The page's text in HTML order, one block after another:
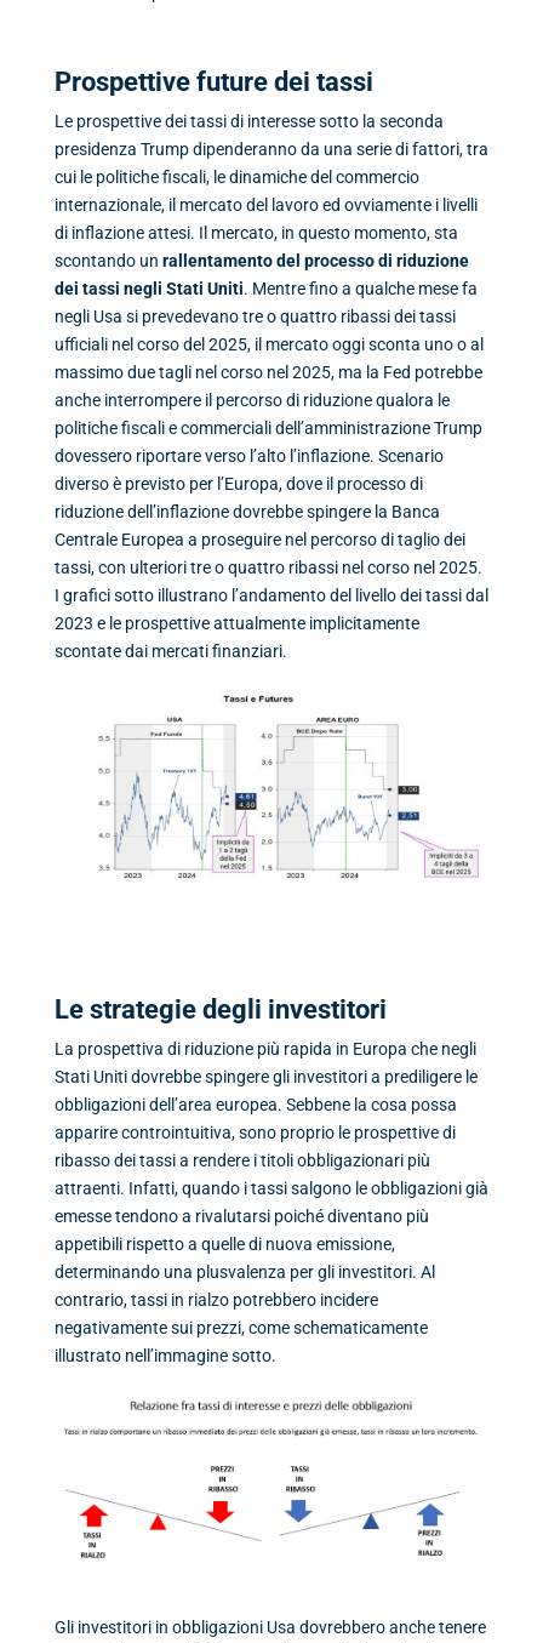
Prospettive future dei tassi
Le prospettive dei tassi di interesse sotto la seconda
presidenza Trump dipenderanno da una serie di fattori, tra
cui le politiche fiscali, le dinamiche del commercio
internazionale, il mercato del lavoro ed ovviamente i livelli
di inflazione attesi. Il mercato, in questo momento, sta
scontando un rallentamento del processo di riduzione
dei tassi negli Stati Uniti. Mentre fino a qualche mese fa
negli Usa si prevedevano tre o quattro ribassi dei tassi
ufficiali nel corso del 2025, il mercato oggi sconta uno o al
massimo due tagli nel corso nel 2025, ma la Fed potrebbe
anche interrompere il percorso di riduzione qualora le
politiche fiscali e commerciali dell’amministrazione Trump
dovessero riportare verso l’alto l’inflazione. Scenario
diverso è previsto per l’Europa, dove il processo di
riduzione dell’inflazione dovrebbe spingere la Banca
Centrale Europea a proseguire nel percorso di taglio dei
tassi, con ulteriori tre o quattro ribassi nel corso nel 2025.
I grafici sotto illustrano l’andamento del livello dei tassi dal
2023 e le prospettive attualmente implicitamente
scontate dai mercati finanziari.
Le strategie degli investitori
La prospettiva di riduzione più rapida in Europa che negli
Stati Uniti dovrebbe spingere gli investitori a prediligere le
obbligazioni dell’area europea. Sebbene la cosa possa
apparire controintuitiva, sono proprio le prospettive di
ribasso dei tassi a rendere i titoli obbligazionari più
attraenti. Infatti, quando i tassi salgono le obbligazioni già
emesse tendono a rivalutarsi poiché diventano più
appetibili rispetto a quelle di nuova emissione,
determinando una plusvalenza per gli investitori. Al
contrario, tassi in rialzo potrebbero incidere
negativamente sui prezzi, come schematicamente
illustrato nell’immagine sotto.
Gli investitori in obbligazioni Usa dovrebbero anche tenere